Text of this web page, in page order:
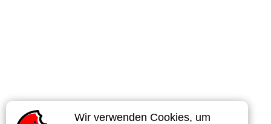
Wir verwenden Cookies, um
Wir verwenden Cookies, um